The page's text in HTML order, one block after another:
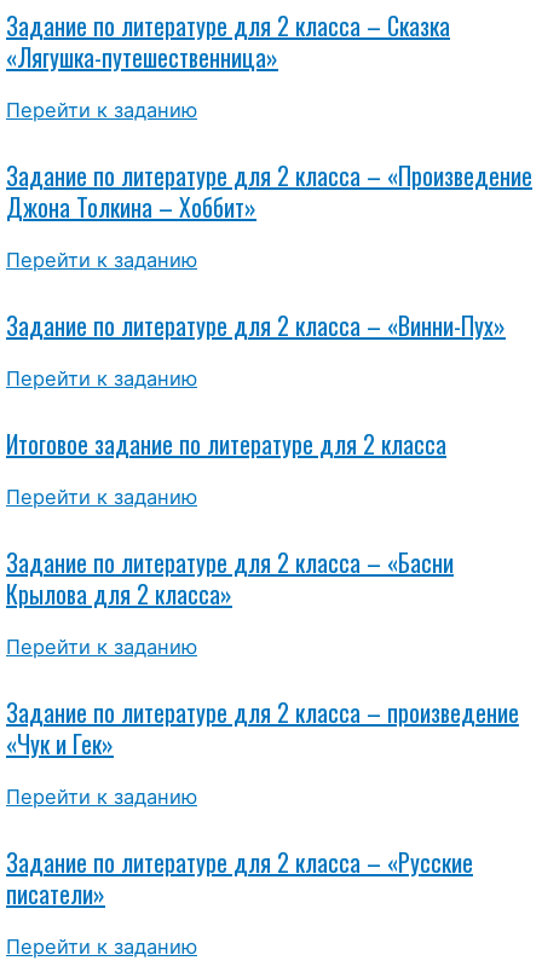
Задание по литературе для 2 класса – Сказка
«Лягушка-путешественница»
Перейти к заданию
Задание по литературе для 2 класса – «Произведение
Джона Толкина – Хоббит»
Перейти к заданию
Задание по литературе для 2 класса – «Винни-Пух»
Перейти к заданию
Итоговое задание по литературе для 2 класса
Перейти к заданию
Задание по литературе для 2 класса – «Басни
Крылова для 2 класса»
Перейти к заданию
Задание по литературе для 2 класса – произведение
«Чук и Гек»
Перейти к заданию
Задание по литературе для 2 класса – «Русские
писатели»
Перейти к заданию